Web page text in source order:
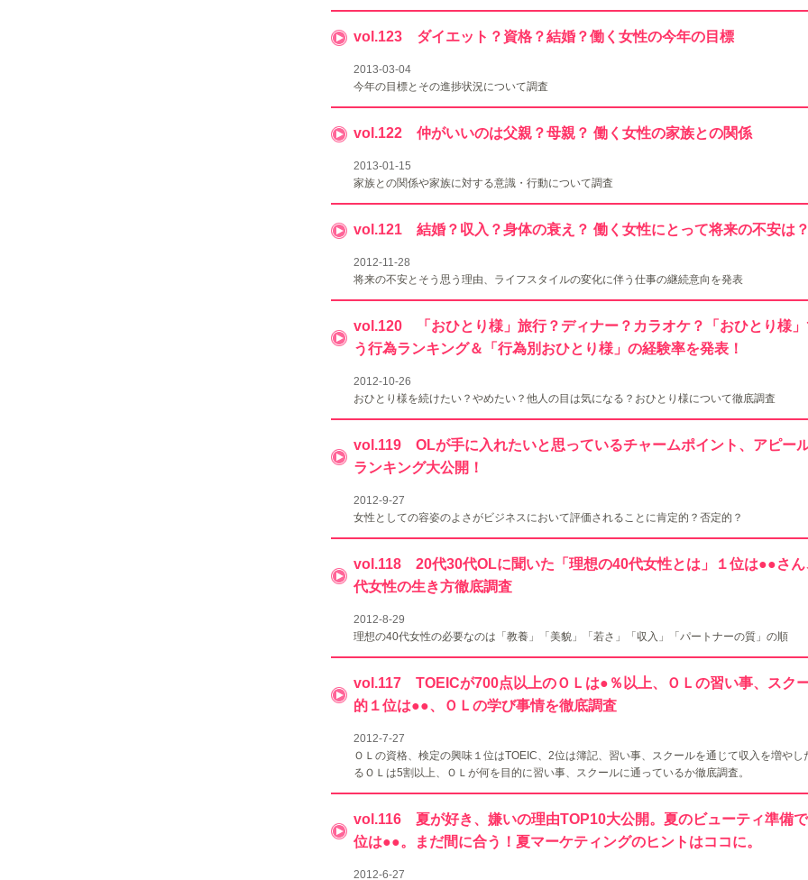
vol.123 ダイエット？資格？結婚？働く女性の今年の目標
2013-03-04
今年の目標とその進捗状況について調査
vol.122 仲がいいのは父親？母親？ 働く女性の家族との関係
2013-01-15
家族との関係や家族に対する意識・行動について調査
vol.121 結婚？収入？身体の衰え？ 働く女性にとって将来の不安は
2012-11-28
将来の不安とそう思う理由、ライフスタイルの変化に伴う仕事の継続意向を発表
vol.120 「おひとり様」旅行？ディナー？カラオケ？「おひとり様
う行為ランキング＆「行為別おひとり様」の経験率を発表！
2012-10-26
おひとり様を続けたい？やめたい？他人の目は気になる？おひとり様について徹底調査
vol.119 OLが手に入れたいと思っているチャームポイント、アピー
ランキング大公開！
2012-9-27
女性としての容姿のよさがビジネスにおいて評価されることに肯定的？否定的？
vol.118 20代30代OLに聞いた「理想の40代女性とは」１位は●●さん
代女性の生き方徹底調査
2012-8-29
理想の40代女性の必要なのは「教養」「美貌」「若さ」「収入」「パートナーの質」の順
vol.117 TOEICが700点以上のＯＬは●％以上、ＯＬの習い事、スク
的１位は●●、ＯＬの学び事情を徹底調査
2012-7-27
ＯＬの資格、検定の興味１位はTOEIC、2位は簿記、習い事、スクールを通じて収入を増やし
るＯＬは5割以上、ＯＬが何を目的に習い事、スクールに通っているか徹底調査。
vol.116 夏が好き、嫌いの理由TOP10大公開。夏のビューティ準備
位は●●。まだ間に合う！夏マーケティングのヒントはココに。
2012-6-27